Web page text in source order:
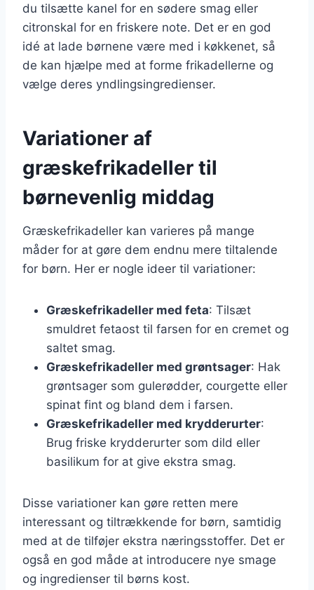
du tilsætte kanel for en sødere smag eller
citronskal for en friskere note. Det er en god
idé at lade børnene være med i køkkenet, så
de kan hjælpe med at forme frikadellerne og
vælge deres yndlingsingredienser.
Variationer af
græskefrikadeller til
børnevenlig middag
Græskefrikadeller kan varieres på mange
måder for at gøre dem endnu mere tiltalende
for børn. Her er nogle ideer til variationer:
Græskefrikadeller med feta: Tilsæt
smuldret fetaost til farsen for en cremet og
saltet smag.
Græskefrikadeller med grøntsager: Hak
grøntsager som gulerødder, courgette eller
spinat fint og bland dem i farsen.
Græskefrikadeller med krydderurter:
Brug friske krydderurter som dild eller
basilikum for at give ekstra smag.
Disse variationer kan gøre retten mere
interessant og tiltrækkende for børn, samtidig
med at de tilføjer ekstra næringsstoffer. Det er
også en god måde at introducere nye smage
og ingredienser til børns kost.